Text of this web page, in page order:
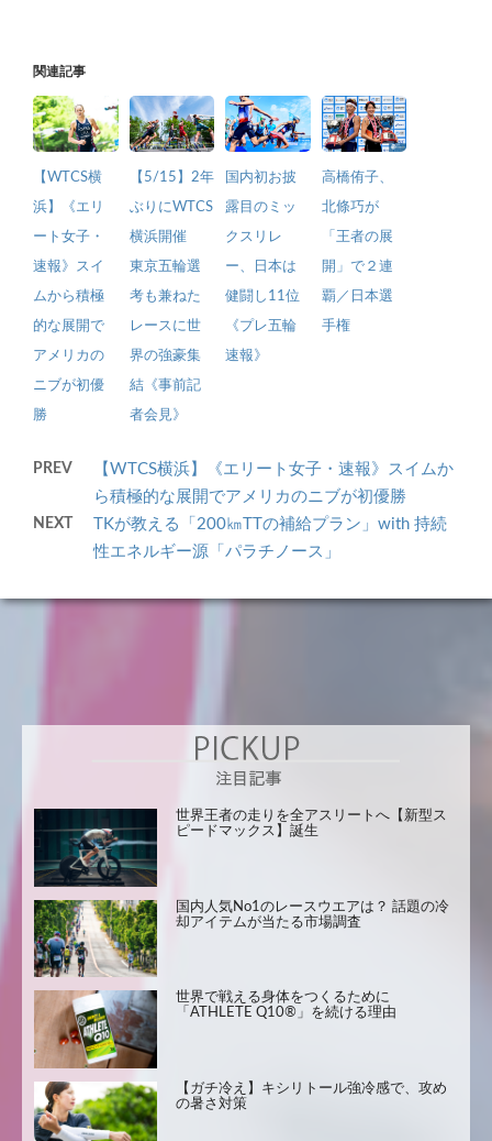
関連記事
【WTCS横
浜】《エリ
ート女子・
速報》スイ
ムから積極
的な展開で
アメリカの
ニブが初優
勝
【5/15】2年
ぶりにWTCS
横浜開催
東京五輪選
考も兼ねた
レースに世
界の強豪集
結《事前記
者会見》
国内初お披
露目のミッ
クスリレ
ー、日本は
健闘し11位
《プレ五輪
速報》
高橋侑子、
北條巧が
「王者の展
開」で２連
覇／日本選
手権
PREV
【WTCS横浜】《エリート女子・速報》スイムか
ら積極的な展開でアメリカのニブが初優勝
NEXT
TKが教える「200㎞TTの補給プラン」with 持続
性エネルギー源「パラチノース」
世界王者の走りを全アスリートへ【新型ス
ピードマックス】誕生
国内人気No1のレースウエアは？ 話題の冷
却アイテムが当たる市場調査
世界で戦える身体をつくるために
「ATHLETE Q10®」を続ける理由
【ガチ冷え】キシリトール強冷感で、攻め
の暑さ対策